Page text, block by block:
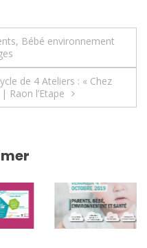
Bébé environnement
de 4 Ateliers : « Chez
Raon l’Etape